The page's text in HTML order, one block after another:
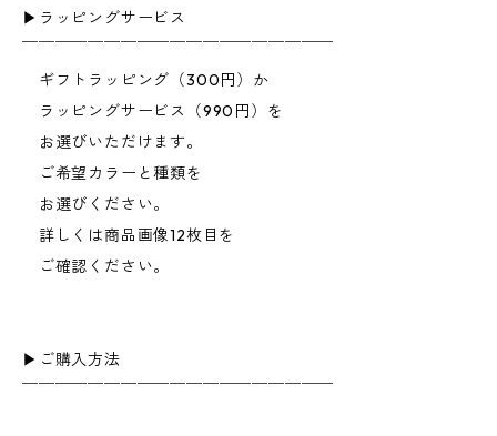
▶︎ラッピングサービス
￣￣￣￣￣￣￣￣￣￣￣￣￣￣￣￣￣￣￣
ギフトラッピング（300円）か
ラッピングサービス（990円）を
お選びいただけます。
ご希望カラーと種類を
お選びください。
詳しくは商品画像12枚目を
ご確認ください。
▶︎ご購入方法
￣￣￣￣￣￣￣￣￣￣￣￣￣￣￣￣￣￣￣